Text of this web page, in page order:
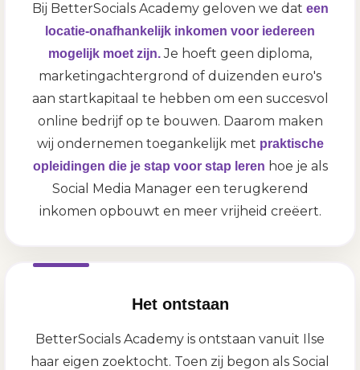
Bij BetterSocials Academy geloven we dat een
locatie-onafhankelijk inkomen voor iedereen
mogelijk moet zijn.Je hoeft geen diploma,
marketingachtergrond of duizenden euro's
aan startkapitaal te hebben om een succesvol
online bedrijf op te bouwen. Daarom maken
wij ondernemen toegankelijk met praktische
opleidingen die je stap voor stap leren hoe je als
Social Media Manager een terugkerend
inkomen opbouwt en meer vrijheid creëert.
Het ontstaan
BetterSocials Academy is ontstaan vanuit Ilse
haar eigen zoektocht. Toen zij begon als Social